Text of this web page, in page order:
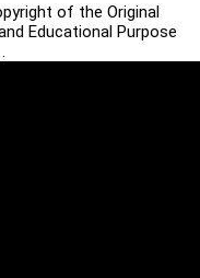
of the Original
Educational Purpose